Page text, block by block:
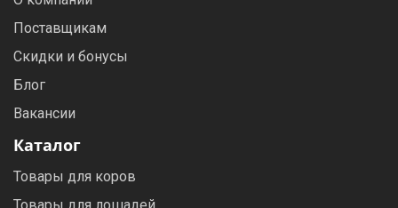
Поставщикам
Скидки и бонусы
Блог
Вакансии
Каталог
Товары для коров